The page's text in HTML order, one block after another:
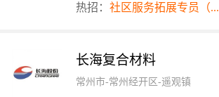
热招： 社区服务拓展专员（...
长海复合材料
常州市-常州经开区-遥观镇